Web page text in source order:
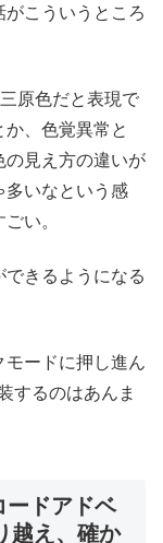
がこういうところ
原色だと表現で
、色覚異常と
の見え方の違いが
多いなという感
い。
きるようになる
ードに押し進ん
するのはあんま
ドアドベ
越え、確か